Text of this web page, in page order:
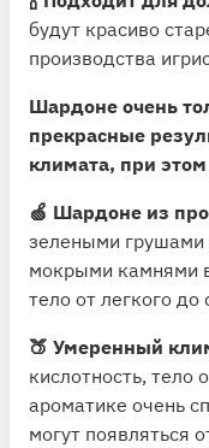
будут красиво
производства
Шардоне очень
прекрасные
климата, при
🍏 Шардоне из
зелеными грушами
мокрыми камнями
тело от легкого до
🍑 Умеренный
кислотность, тело
ароматике очень
могут появляться